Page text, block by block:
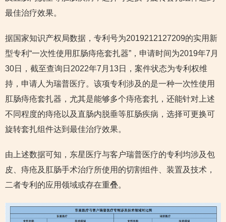
最佳治疗效果。
据国家知识产权局数据，专利号为2019212127209的实用新
型专利“一次性使用肛肠痔疮套扎器”，申请时间为2019年7月
30日，截至查询日2022年7月13日，案件状态为专利权维
持，申请人为瑞普医疗。该项专利涉及的是一种一次性使用
肛肠痔疮套扎器，尤其是能够多个痔疮套扎，还能针对上述
不同程度的痔疮以及直肠内脱垂等肛肠疾病，选择可更换可
旋转套扎组件达到最佳治疗效果。
由上述数据可知，东星医疗与客户瑞普医疗的专利均涉及包
皮、痔疮及肛肠手术治疗所使用的切割组件、装置及技术，
二者专利的应用领域或存在重叠。